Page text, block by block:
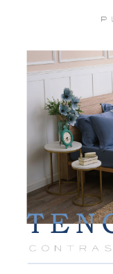
※ 交易是否成功請以「
是否繳費成功／繳費後
【注意事項】
１．透過由恩沛科技股
易，需依本服務之必要
權轉讓予恩沛科技股份有
２．關於個人資料處理
https://aftee.tw/terms/
３．未成年的使用者請
「AFTEE先享後付」，
４．使用「AFTEE先享
時審查核予不同之上限
請求用戶進行身份認證。
５．嚴禁一人註冊多個
恩沛科技股份有限公司
宅配
每筆NT$100，滿
離島宅配
每筆NT$100，滿